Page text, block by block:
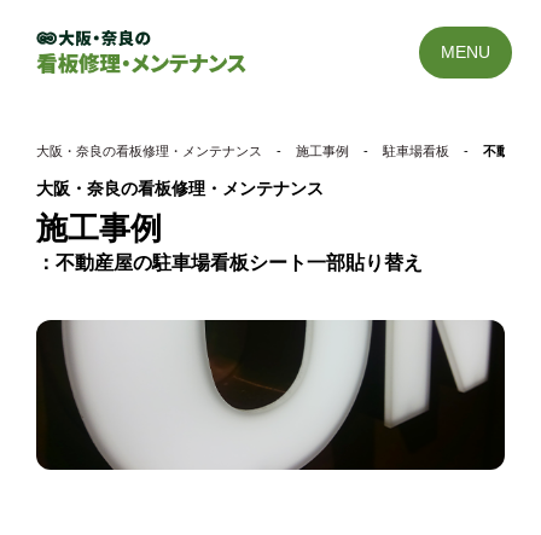
MENU
大阪・奈良の看板修理・メンテナンス - 施工事例 - 駐車場看板 - 不動産屋
大阪・奈良の看板修理・メンテナンス
施工事例
不動産屋の駐車場看板シート一部貼り替え